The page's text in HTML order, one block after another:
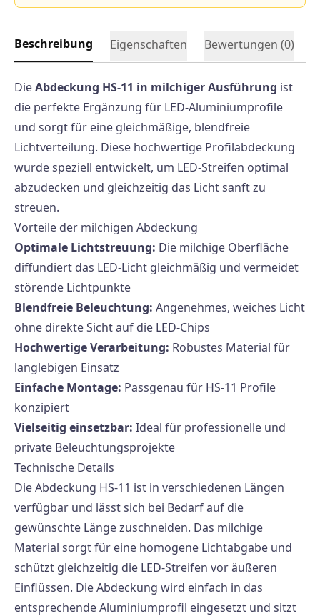
Beschreibung Eigenschaften Bewertungen (0)
DieAbdeckung HS-11 in milchiger Ausführung ist
die perfekte Ergänzung für LED-Aluminiumprofile
und sorgt für eine gleichmäßige, blendfreie
Lichtverteilung. Diese hochwertige Profilabdeckung
wurde speziell entwickelt, um LED-Streifen optimal
abzudecken und gleichzeitig das Licht sanft zu
streuen.
Vorteile der milchigen Abdeckung
Optimale Lichtstreuung: Die milchige Oberfläche
diffundiert das LED-Licht gleichmäßig und vermeidet
störende Lichtpunkte
Blendfreie Beleuchtung: Angenehmes, weiches Licht
ohne direkte Sicht auf die LED-Chips
Hochwertige Verarbeitung: Robustes Material für
langlebigen Einsatz
Einfache Montage: Passgenau für HS-11 Profile
konzipiert
Vielseitig einsetzbar: Ideal für professionelle und
private Beleuchtungsprojekte
Technische Details
Die Abdeckung HS-11 ist in verschiedenen Längen
verfügbar und lässt sich bei Bedarf auf die
gewünschte Länge zuschneiden. Das milchige
Material sorgt für eine homogene Lichtabgabe und
schützt gleichzeitig die LED-Streifen vor äußeren
Einflüssen. Die Abdeckung wird einfach in das
entsprechende Aluminiumprofil eingesetzt und sitzt